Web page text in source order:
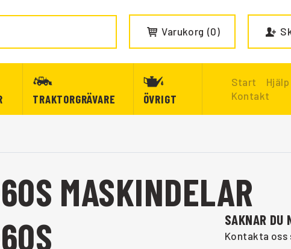
Varukorg 0
TRAKTORGRÄVARE ÖVRIGT
Start Hjälp
Kontakt
MASKINDELAR
SAKNAR DU
Kontakta oss